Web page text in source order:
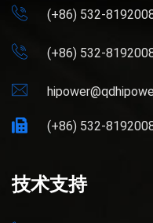
(+86) 532-
(+86) 532-
(+86) 532-
技术支持